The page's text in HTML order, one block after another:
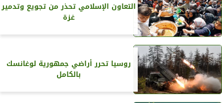
التعاون الإسلامي تحذر من تجويع وتدمير
غزة
روسيا تحرر أراضي جمهورية لوغانسك
بالكامل